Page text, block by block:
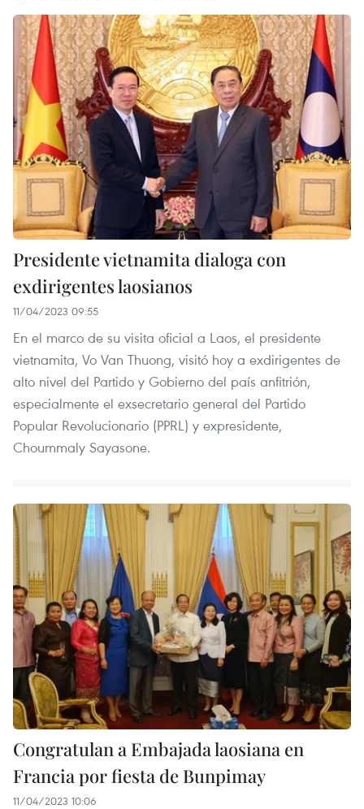
Presidente vietnamita dialoga con
exdirigentes laosianos
11/04/2023 09:55
En el marco de su visita oficial a Laos, el presidente
vietnamita, Vo Van Thuong, visitó hoy a exdirigentes de
alto nivel del Partido y Gobierno del país anfitrión,
especialmente el exsecretario general del Partido
Popular Revolucionario (PPRL) y expresidente,
Choummaly Sayasone.
Congratulan a Embajada laosiana en
Francia por fiesta de Bunpimay
11/04/2023 10:06